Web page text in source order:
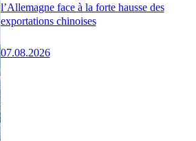
l’Allemagne face à la forte hausse des
exportations chinoises
07.08.2026